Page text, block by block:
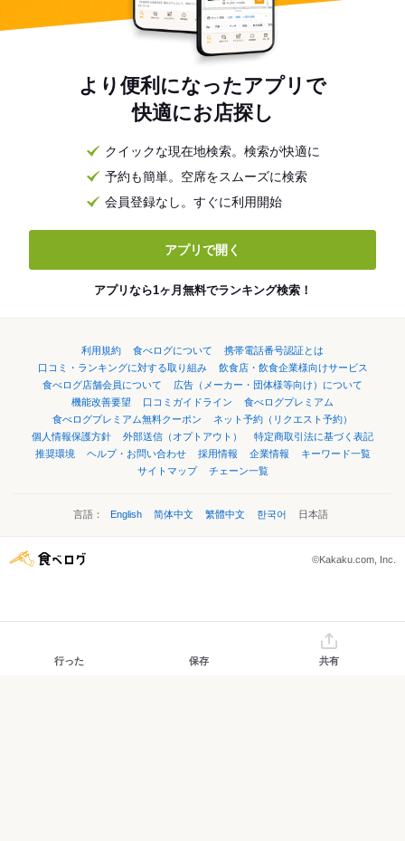
より便利になったアプリで
快適にお店探し
クイックな現在地検索。検索が快適に
予約も簡単。空席をスムーズに検索
会員登録なし。すぐに利用開始
アプリで開く
アプリなら1ヶ月無料でランキング検索！
利用規約 食べログについて
携帯電話番号認証とは
口コミ・ランキングに対する取り組み
飲食店・飲食企業様向けサービス
食べログ店舗会員について
広告（メーカー・団体様等向け）について
機能改善要望
口コミガイドライン
食べログプレミアム
食べログプレミアム無料クーポン
ネット予約（リクエスト予約）
個人情報保護方針
外部送信（オプトアウト）
特定商取引法に基づく表記
推奨環境
ヘルプ・お問い合わせ 採用情報 企業情報
キーワード一覧
サイトマップ
チェーン一覧
言語： English 简体中文 繁體中文 한국어 日本語
©Kakaku.com, Inc.
行った 保存 共有